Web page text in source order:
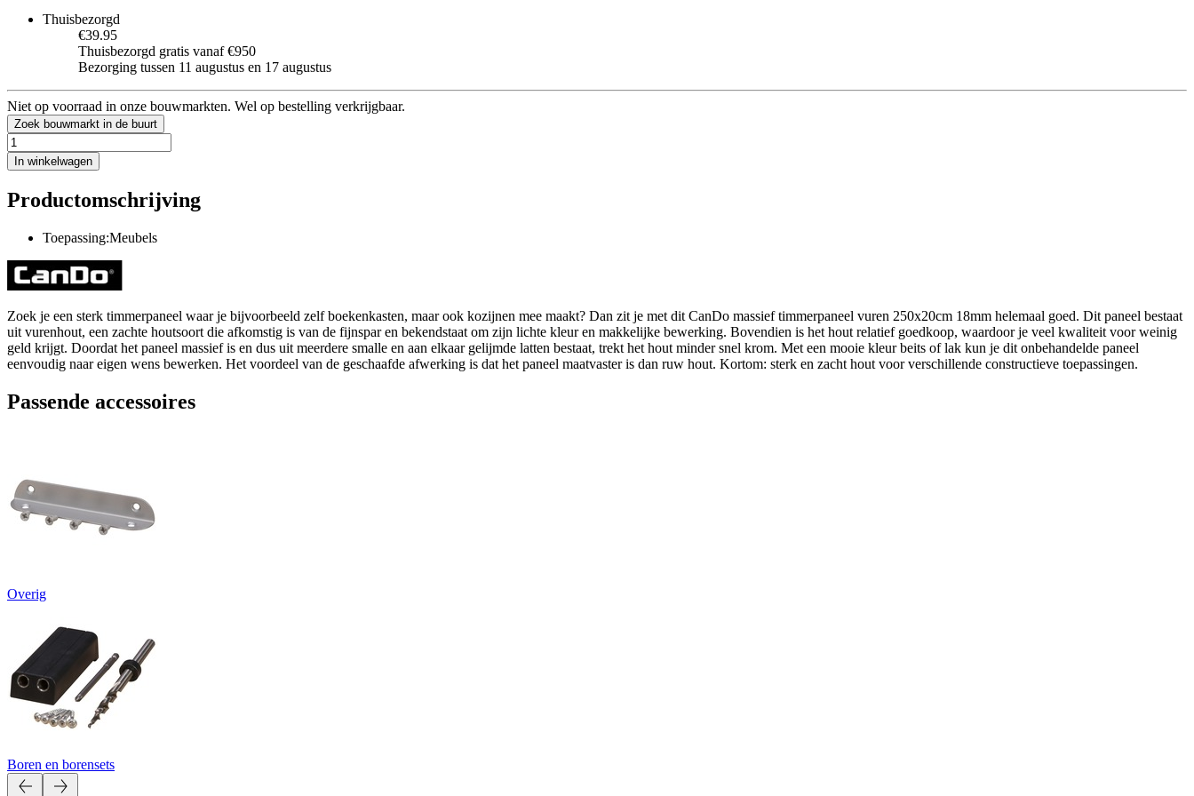
Thuisbezorgd
€39.95
Thuisbezorgd gratis vanaf €950
Bezorging tussen 11 augustus en 17 augustus
Niet op voorraad in onze bouwmarkten. Wel op bestelling verkrijgbaar.
Zoek bouwmarkt in de buurt
In winkelwagen
Productomschrijving
Toepassing:Meubels
Zoek je een sterk timmerpaneel waar je bijvoorbeeld zelf boekenkasten, maar ook kozijnen mee maakt? Dan zit je met dit CanDo massief timmerpaneel vuren 250x20cm 18mm helemaal goed. Dit paneel bestaat
uit vurenhout, een zachte houtsoort die afkomstig is van de fijnspar en bekendstaat om zijn lichte kleur en makkelijke bewerking. Bovendien is het hout relatief goedkoop, waardoor je veel kwaliteit voor weinig
geld krijgt. Doordat het paneel massief is en dus uit meerdere smalle en aan elkaar gelijmde latten bestaat, trekt het hout minder snel krom. Met een mooie kleur beits of lak kun je dit onbehandelde paneel
eenvoudig naar eigen wens bewerken. Het voordeel van de geschaafde afwerking is dat het paneel maatvaster is dan ruw hout. Kortom: sterk en zacht hout voor verschillende constructieve toepassingen.
Passende accessoires
Overig
Boren en borensets